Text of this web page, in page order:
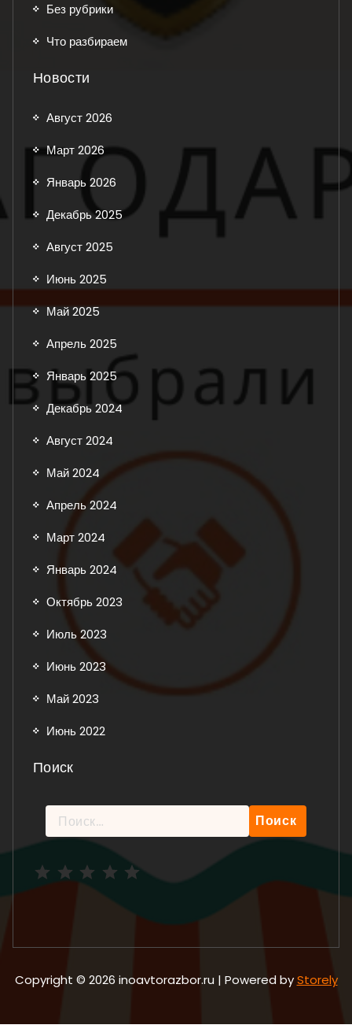
Без рубрики
Что разбираем
Новости
Август 2026
Март 2026
Январь 2026
Декабрь 2025
Август 2025
Июнь 2025
Май 2025
Апрель 2025
Январь 2025
Декабрь 2024
Август 2024
Май 2024
Апрель 2024
Март 2024
Январь 2024
Октябрь 2023
Июль 2023
Июнь 2023
Май 2023
Июнь 2022
Поиск
Найти:
Copyright © 2026 inoavtorazbor.ru | Powered byStorely